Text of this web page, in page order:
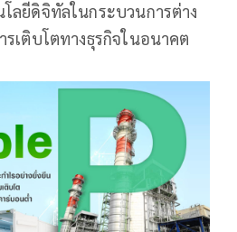
ลยีดิจิทัลในกระบวนการต่าง
รเติบโตทางธุรกิจในอนาคต